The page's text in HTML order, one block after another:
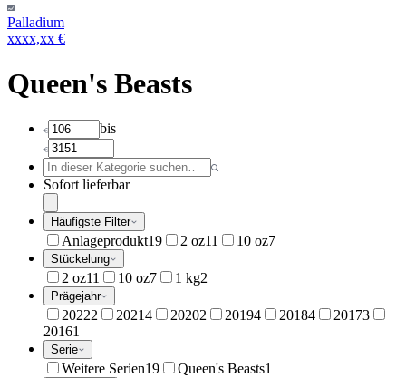
Palladium
xxxx,xx €
Queen's Beasts
bis
Sofort lieferbar
Häufigste Filter
Anlageprodukt19 2 oz11 10 oz7
Stückelung
2 oz11 10 oz7 1 kg2
Prägejahr
20222 20214 20202 20194 20184 20173
20161
Serie
Weitere Serien19 Queen's Beasts1